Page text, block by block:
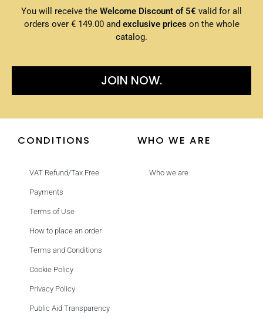
You will receive the Welcome Discount of 5€ valid for all
orders over € 149.00 and exclusive prices on the whole
catalog.
JOIN NOW.
CONDITIONS
VAT Refund/Tax Free
Payments
Terms of Use
How to place an order
Terms and Conditions
Cookie Policy
Privacy Policy
Public Aid Transparency
WHO WE ARE
Who we are